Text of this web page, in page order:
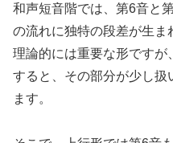
和声短音階では、第6音と
の流れに独特の段差が生ま
理論的には重要な形ですが
すると、その部分が少し扱
ます。